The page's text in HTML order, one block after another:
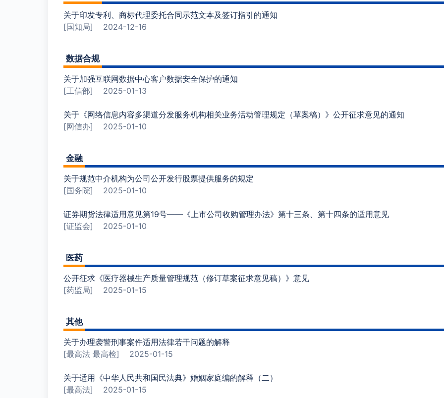
关于印发专利、商标代理委托合同示范文本及签订指引的通知
[国知局] 2024-12-16
数据合规
关于加强互联网数据中心客户数据安全保护的通知
[工信部] 2025-01-13
关于《网络信息内容多渠道分发服务机构相关业务活动管理规定（草案稿）》公开征求意见的通知
[网信办] 2025-01-10
金融
关于规范中介机构为公司公开发行股票提供服务的规定
[国务院] 2025-01-10
证券期货法律适用意见第19号——《上市公司收购管理办法》第十三条、第十四条的适用意见
[证监会] 2025-01-10
医药
公开征求《医疗器械生产质量管理规范（修订草案征求意见稿）》意见
[药监局] 2025-01-15
其他
关于办理袭警刑事案件适用法律若干问题的解释
[最高法 最高检] 2025-01-15
关于适用《中华人民共和国民法典》婚姻家庭编的解释（二）
[最高法] 2025-01-15